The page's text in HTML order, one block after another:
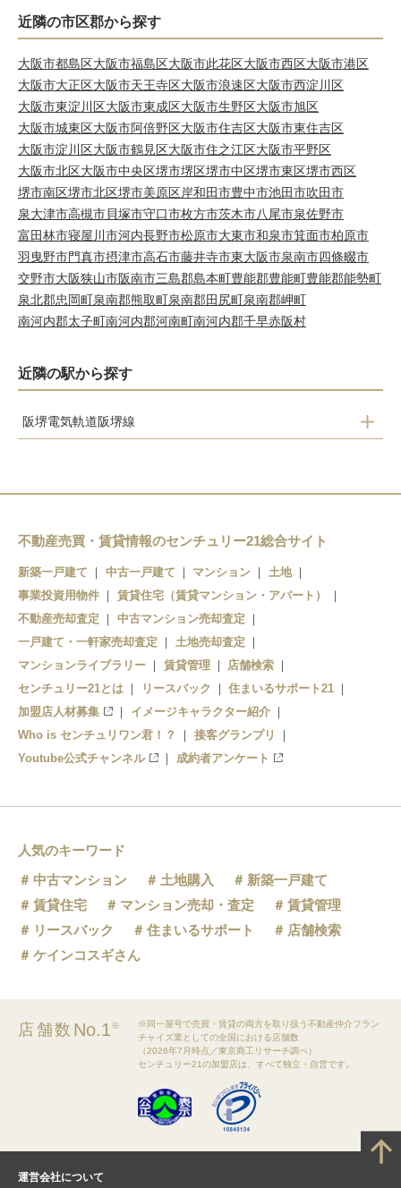
近隣の市区郡から探す
大阪市都島区大阪市福島区大阪市此花区大阪市西区大阪市港区
大阪市大正区大阪市天王寺区大阪市浪速区大阪市西淀川区
大阪市東淀川区大阪市東成区大阪市生野区大阪市旭区
大阪市城東区大阪市阿倍野区大阪市住吉区大阪市東住吉区
大阪市淀川区大阪市鶴見区大阪市住之江区大阪市平野区
大阪市北区大阪市中央区堺市堺区堺市中区堺市東区堺市西区
堺市南区堺市北区堺市美原区岸和田市豊中市池田市吹田市
泉大津市高槻市貝塚市守口市枚方市茨木市八尾市泉佐野市
富田林市寝屋川市河内長野市松原市大東市和泉市箕面市柏原市
羽曳野市門真市摂津市高石市藤井寺市東大阪市泉南市四條畷市
交野市大阪狭山市阪南市三島郡島本町豊能郡豊能町豊能郡能勢町
泉北郡忠岡町泉南郡熊取町泉南郡田尻町泉南郡岬町
南河内郡太子町南河内郡河南町南河内郡千早赤阪村
近隣の駅から探す
阪堺電気軌道阪堺線
石津
浜寺駅前
不動産売買・賃貸情報のセンチュリー21総合サイト
新築一戸建て 中古一戸建て マンション
土地
事業投資用物件
賃貸住宅（賃貸マンション・アパート）
不動産売却査定
中古マンション売却査定
一戸建て・一軒家売却査定
土地売却査定
マンションライブラリー
賃貸管理
店舗検索
センチュリー21とは
リースバック
住まいるサポート21
加盟店人材募集
イメージキャラクター紹介
Who is センチュリワン君！？
接客グランプリ
Youtube公式チャンネル
成約者アンケート
人気のキーワード
中古マンション
土地購入
新築一戸建て
賃貸住宅
マンション売却・査定
賃貸管理
リースバック
住まいるサポート
店舗検索
ケインコスギさん
店舗数 No.1※
※同一屋号で売買・賃貸の両方を取り扱う不動産仲介フラン
チャイズ業としての全国における店舗数
（2026年7月時点／東京商工リサーチ調べ）
センチュリー21の加盟店は、すべて独立・自営です。
運営会社について